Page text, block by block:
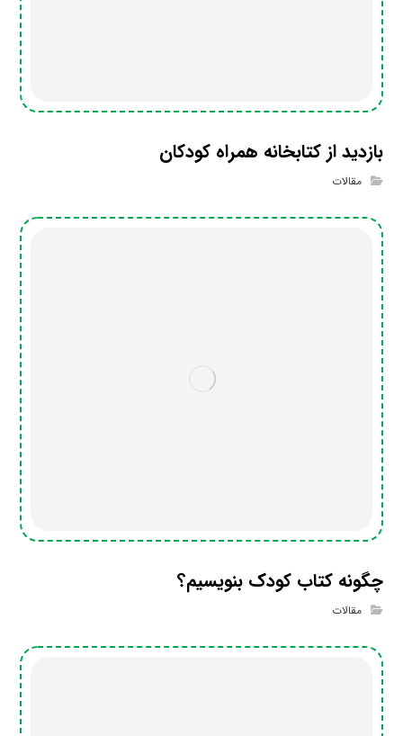
بازدید از کتابخانه همراه کودکان
مقالات
چگونه کتاب کودک بنویسیم؟
مقالات